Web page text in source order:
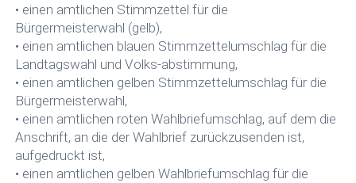
• einen amtlichen Stimmzettel für die
Bürgermeisterwahl (gelb),
• einen amtlichen blauen Stimmzettelumschlag für die
Landtagswahl und Volks-abstimmung,
• einen amtlichen gelben Stimmzettelumschlag für die
Bürgermeisterwahl,
• einen amtlichen roten Wahlbriefumschlag, auf dem die
Anschrift, an die der Wahlbrief zurückzusenden ist,
aufgedruckt ist,
• einen amtlichen gelben Wahlbriefumschlag für die